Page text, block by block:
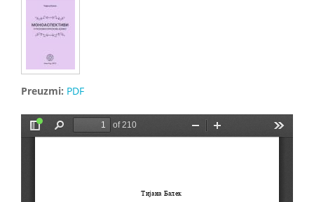
Preuzmi: PDF